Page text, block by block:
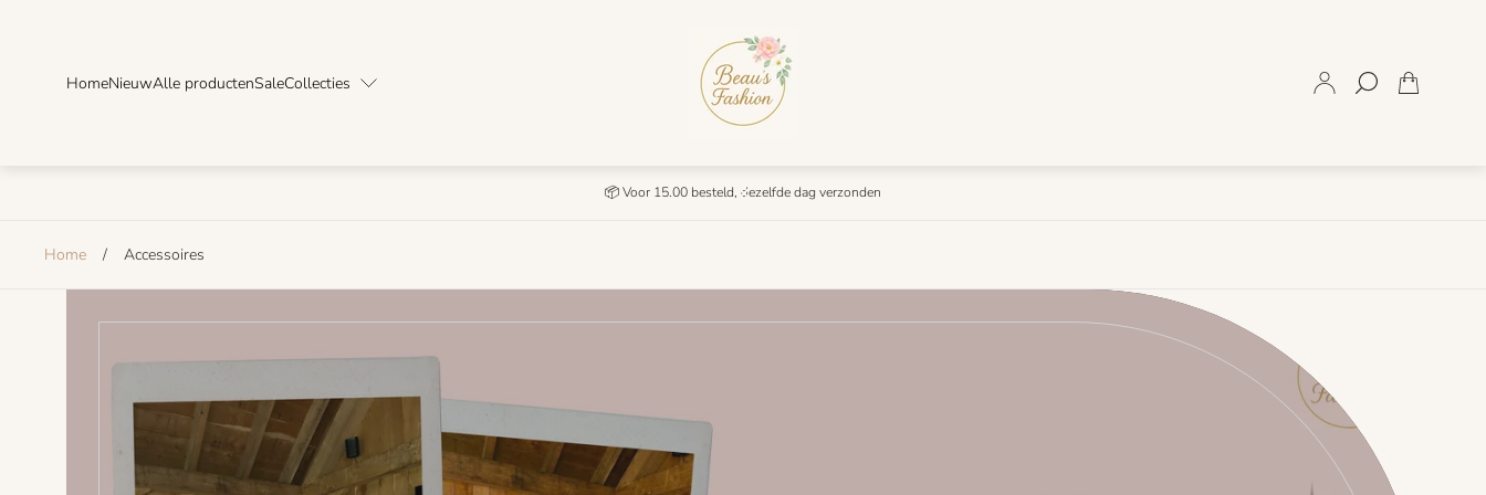
HomeNieuwAlle productenSaleCollecties
Winkel
logo"
Lijst.
📦 Voor 15.00 besteld, dezelfde dag verzonden
Home / Accessoires